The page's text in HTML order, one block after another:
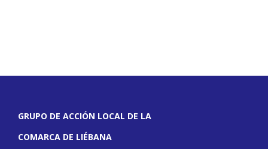
GRUPO DE ACCIÓN LOCAL DE LA
COMARCA DE LIÉBANA